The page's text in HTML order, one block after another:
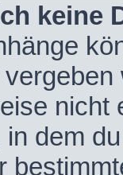
keine
nicht
dem